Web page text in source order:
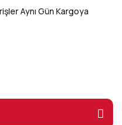
Aynı Gün Kargoya